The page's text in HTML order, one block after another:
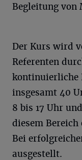
Begleitung von
Der Kurs wird
Referenten
kontinuierliche
insgesamt 40
8 bis 17 Uhr
diesem
Bei
ausgestellt.